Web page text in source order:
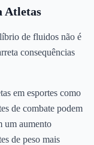
Atletas
de fluidos não é
consequências
em esportes como
de combate podem
um aumento
de peso mais